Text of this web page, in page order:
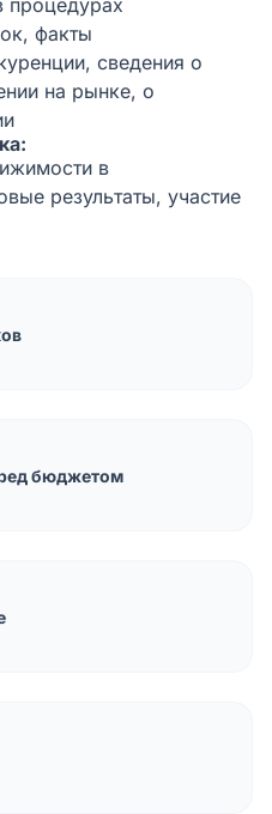
процедурах
факты
сведения о
на рынке, о
в
результаты, участие
бюджетом